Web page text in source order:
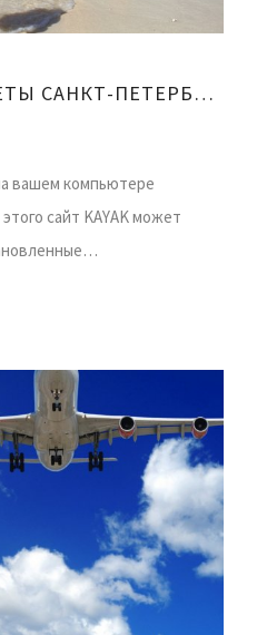
ДЕШЕВЫЕ АВИАБИЛЕТЫ САНКТ-ПЕТЕРБУРГ
вашем компьютере
сайт KAYAK может